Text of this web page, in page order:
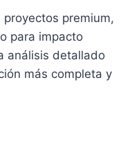
premium,
para impacto
análisis detallado
más completa y